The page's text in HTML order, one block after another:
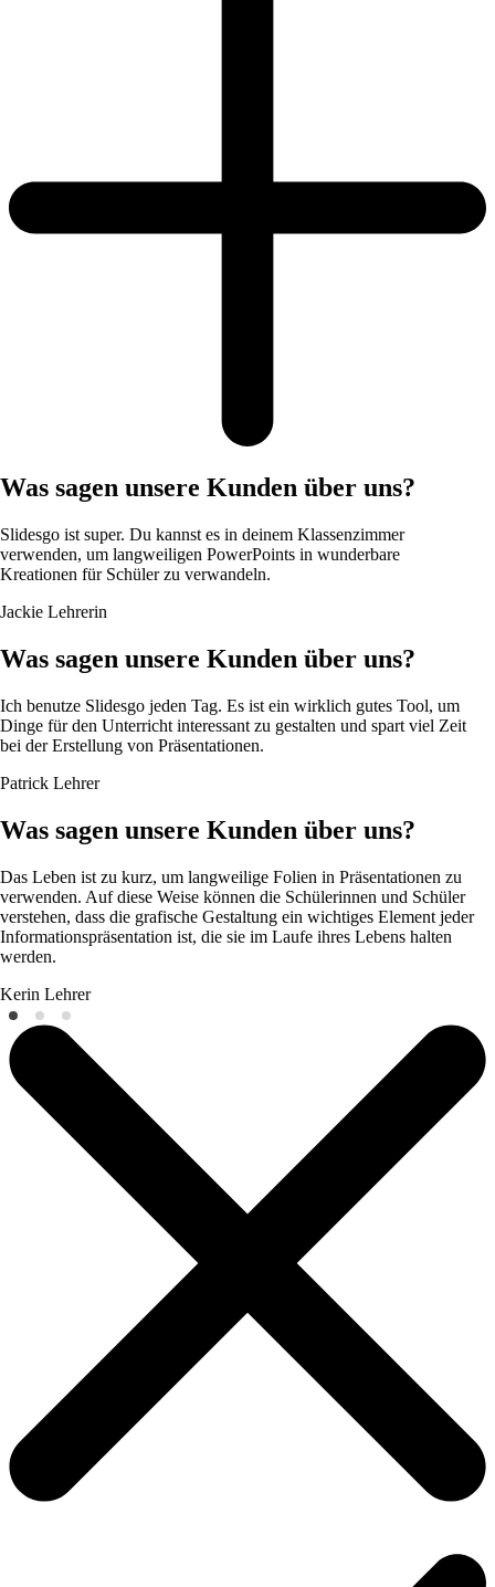
Was sagen unsere Kunden über uns?
Slidesgo ist super. Du kannst es in deinem Klassenzimmer
verwenden, um langweiligen PowerPoints in wunderbare
Kreationen für Schüler zu verwandeln.
Jackie Lehrerin
Was sagen unsere Kunden über uns?
Ich benutze Slidesgo jeden Tag. Es ist ein wirklich gutes Tool, um
Dinge für den Unterricht interessant zu gestalten und spart viel Zeit
bei der Erstellung von Präsentationen.
Patrick Lehrer
Was sagen unsere Kunden über uns?
Das Leben ist zu kurz, um langweilige Folien in Präsentationen zu
verwenden. Auf diese Weise können die Schülerinnen und Schüler
verstehen, dass die grafische Gestaltung ein wichtiges Element jeder
Informationspräsentation ist, die sie im Laufe ihres Lebens halten
werden.
Kerin Lehrer